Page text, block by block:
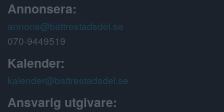
Annonsera:
annons@battrestadsdel.se
070-9449519
Kalender:
kalender@battrestadsdel.se
Ansvarig utgivare: